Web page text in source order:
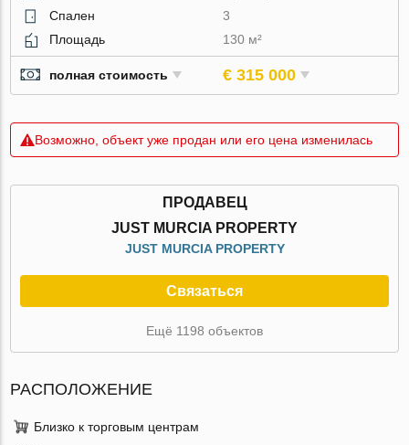
Спален
3
Площадь
130 м²
полная стоимость € 315 000
Возможно, объект уже продан или его цена изменилась
ПРОДАВЕЦ
JUST MURCIA PROPERTY
JUST MURCIA PROPERTY
Связаться
Ещё 1198 объектов
РАСПОЛОЖЕНИЕ
Близко к торговым центрам